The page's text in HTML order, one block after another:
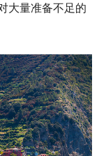
大量准备不足的